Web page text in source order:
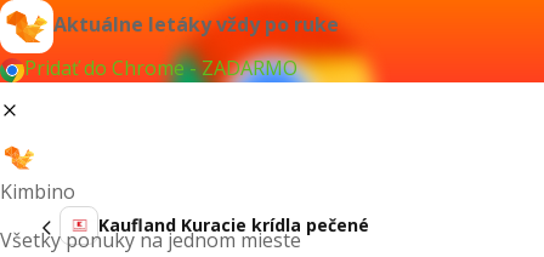
Aktuálne letáky vždy po ruke
Pridať do Chrome - ZADARMO
Kimbino
Všetky ponuky na jednom mieste
Kaufland Kuracie krídla pečené